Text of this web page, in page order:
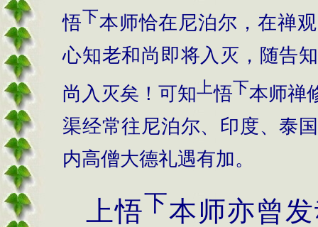
悟下本师恰在尼泊尔，在禅
心知老和尚即将入灭，随告
尚入灭矣！可知 上悟下本师禅
渠经常往尼泊尔、印度、泰
内高僧大德礼遇有加。
上悟下本师亦曾